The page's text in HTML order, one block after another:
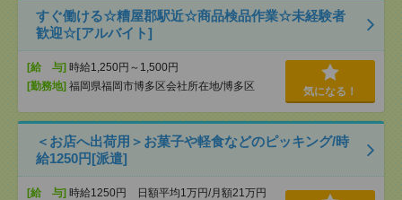
すぐ働ける☆糟屋郡駅近☆商品検品作業☆未経験者
歓迎☆[アルバイト]
[給 与] 時給1,250円～1,500円
[勤務地] 福岡県福岡市博多区会社所在地/博多区 気になる！
＜お店へ出荷用＞お菓子や軽食などのピッキング/時
給1250円[派遣]
[給 与] 時給1250円 日額平均1万円/月額21万円